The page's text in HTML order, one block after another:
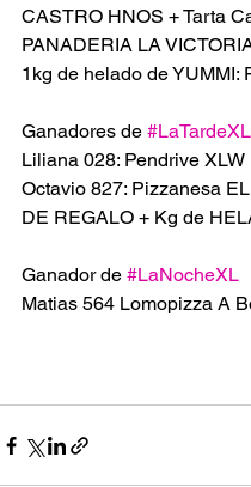
CASTRO HNOS + Tarta
PANADERIA LA
1kg de helado de YUMMI:
Ganadores de #LaTardeXL
Liliana 028: Pendrive XLW
Octavio 827: Pizzanesa
DE REGALO + Kg de
Ganador de #LaNocheXL
Matias 564 Lomopizza A